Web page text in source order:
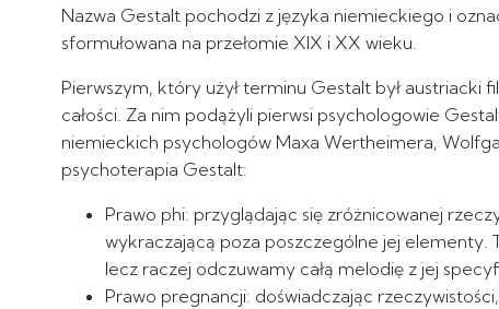
Nazwa Gestalt pochodzi z języka niemieckiego i
sformułowana na przełomie XIX i XX wieku.
Pierwszym, który użył terminu Gestalt był
całości. Za nim podążyli pierwsi psychologowie
niemieckich psychologów Maxa Wertheimera,
psychoterapia Gestalt:
Prawo phi: przyglądając się zróżnicowanej
wykraczającą poza poszczególne jej elementy.
lecz raczej odczuwamy całą melodię z jej
Prawo pregnancji: doświadczając